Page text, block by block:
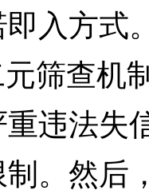
入方式
筛查机
违法失
。然后